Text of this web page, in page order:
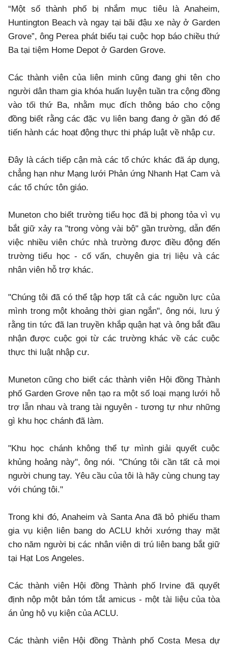
“Một số thành phố bị nhắm mục tiêu là Anaheim,
Huntington Beach và ngay tại bãi đậu xe này ở Garden
Grove”, ông Perea phát biểu tại cuộc họp báo chiều thứ
Ba tại tiệm Home Depot ở Garden Grove.
Các thành viên của liên minh cũng đang ghi tên cho
người dân tham gia khóa huấn luyện tuần tra cộng đồng
vào tối thứ Ba, nhằm mục đích thông báo cho cộng
đồng biết rằng các đặc vụ liên bang đang ở gần đó để
tiến hành các hoạt động thực thi pháp luật về nhập cư.
Đây là cách tiếp cận mà các tổ chức khác đã áp dụng,
chẳng hạn như Mạng lưới Phản ứng Nhanh Hạt Cam và
các tổ chức tôn giáo.
Muneton cho biết trường tiểu học đã bị phong tỏa vì vụ
bắt giữ xảy ra "trong vòng vài bộ" gần trường, dẫn đến
việc nhiều viên chức nhà trường được điều động đến
trường tiểu học - cố vấn, chuyên gia trị liệu và các
nhân viên hỗ trợ khác.
"Chúng tôi đã có thể tập hợp tất cả các nguồn lực của
mình trong một khoảng thời gian ngắn", ông nói, lưu ý
rằng tin tức đã lan truyền khắp quận hạt và ông bắt đầu
nhận được cuộc gọi từ các trường khác về các cuộc
thực thi luật nhập cư.
Muneton cũng cho biết các thành viên Hội đồng Thành
phố Garden Grove nên tạo ra một số loại mạng lưới hỗ
trợ lẫn nhau và trang tài nguyên - tương tự như những
gì khu học chánh đã làm.
"Khu học chánh không thể tự mình giải quyết cuộc
khủng hoảng này", ông nói. "Chúng tôi cần tất cả mọi
người chung tay. Yêu cầu của tôi là hãy cùng chung tay
với chúng tôi."
Trong khi đó, Anaheim và Santa Ana đã bỏ phiếu tham
gia vụ kiện liên bang do ACLU khởi xướng thay mặt
cho năm người bị các nhân viên di trú liên bang bắt giữ
tại Hạt Los Angeles.
Các thành viên Hội đồng Thành phố Irvine đã quyết
định nộp một bản tóm tắt amicus - một tài liệu của tòa
án ủng hộ vụ kiện của ACLU.
Các thành viên Hội đồng Thành phố Costa Mesa dự